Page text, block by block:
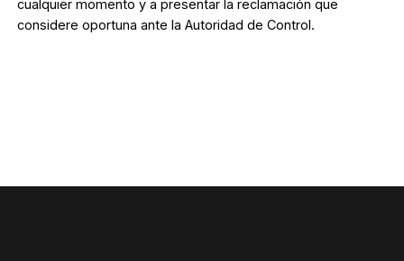
cualquier momento y a presentar la reclamación que
considere oportuna ante la Autoridad de Control.